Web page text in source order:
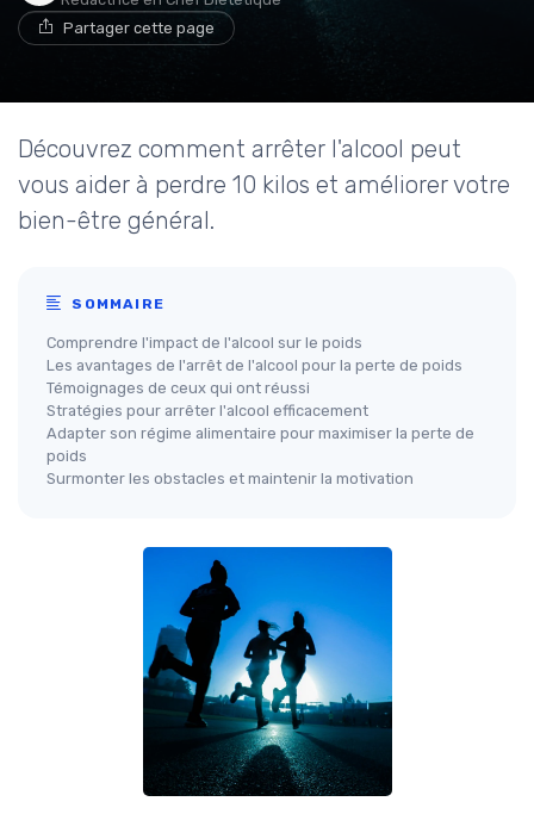
Partager cette page
Découvrez comment arrêter l'alcool peut
vous aider à perdre 10 kilos et améliorer votre
bien-être général.
SOMMAIRE
Comprendre l'impact de l'alcool sur le poids
Les avantages de l'arrêt de l'alcool pour la perte de poids
Témoignages de ceux qui ont réussi
Stratégies pour arrêter l'alcool efficacement
Adapter son régime alimentaire pour maximiser la perte de
poids
Surmonter les obstacles et maintenir la motivation